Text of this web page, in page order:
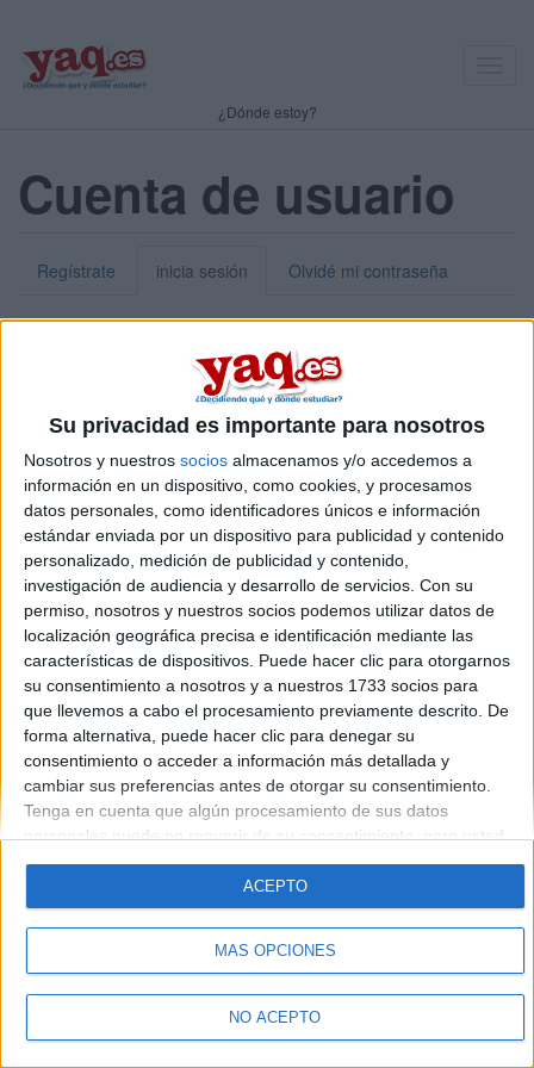
Su privacidad es importante para nosotros
Nosotros y nuestros socios almacenamos y/o accedemos a
información en un dispositivo, como cookies, y procesamos
datos personales, como identificadores únicos e información
estándar enviada por un dispositivo para publicidad y contenido
personalizado, medición de publicidad y contenido,
investigación de audiencia y desarrollo de servicios. Con su
permiso, nosotros y nuestros socios podemos utilizar datos de
localización geográfica precisa e identificación mediante las
características de dispositivos. Puede hacer clic para otorgarnos
su consentimiento a nosotros y a nuestros 1733 socios para
que llevemos a cabo el procesamiento previamente descrito. De
forma alternativa, puede hacer clic para denegar su
consentimiento o acceder a información más detallada y
cambiar sus preferencias antes de otorgar su consentimiento.
Tenga en cuenta que algún procesamiento de sus datos
personales puede no requerir de su consentimiento, pero usted
tiene el derecho de rechazar tal procesamiento. Sus
preferencias se aplicarán solo a este sitio web. Puede cambiar
sus preferencias o retirar su consentimiento en cualquier
momento volviendo a este sitio y haciendo clic en el botón
"Privacidad" en la parte inferior de la página web.
MÁS OPCIONES
NO ACEPTO
ACEPTO
¿Dónde estoy?
Cuenta de usuario
Regístrate inicia sesión Olvidé mi contraseña
Puedes iniciar sesión introduciendo tu nombre de usuario o tu
dirección de correo electrónico.
Contraseña:*
Introduce la contraseña que acompaña a tu nombre de usuario
Quiénes somos|Contactar |Anúnciate
Aviso legal|Politica de privacidad|Condiciones generales
de cookies
© 2003-2026Compás Mediterráneo S.L.- Diego de León 47 - 28006
Madrid [ESPAÑA] - Tel. +34 91 593 2767